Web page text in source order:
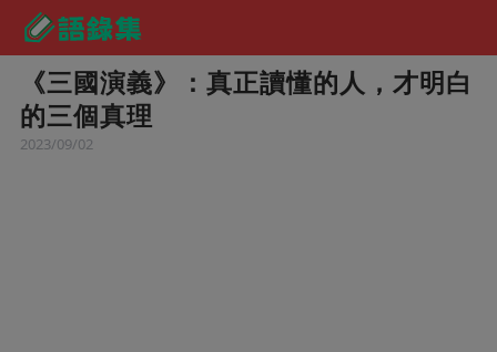
《三國演義》：真正讀懂的人，才明白
的三個真理
2023/09/02